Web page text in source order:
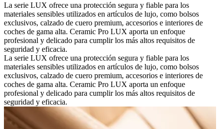
La serie LUX ofrece una protección segura y fiable para los
materiales sensibles utilizados en artículos de lujo, como bolsos
exclusivos, calzado de cuero premium, accesorios e interiores de
coches de gama alta. Ceramic Pro LUX aporta un enfoque
profesional y delicado para cumplir los más altos requisitos de
seguridad y eficacia.
La serie LUX ofrece una protección segura y fiable para los
materiales sensibles utilizados en artículos de lujo, como bolsos
exclusivos, calzado de cuero premium, accesorios e interiores de
coches de gama alta. Ceramic Pro LUX aporta un enfoque
profesional y delicado para cumplir los más altos requisitos de
seguridad y eficacia.